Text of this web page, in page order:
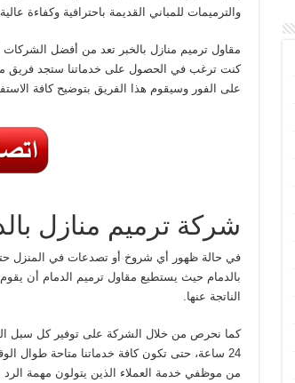
والترميمات للمباني القديمة باحترافية وكفاءة
مقاول ترميم منازل بالخبر تعد من أفضل الشركات
كنت ترغب في الحصول على خدماتنا ستجد فريق
على الفور وسيقوم هذا الفريق بتوضيح كافة
شركة ترميم منازل
في حالة ظهور أي شروخ أو تصدعات في المنزل
بالدمام حيث يستطيع مقاول ترميم الدمام أن
الناتجة عنها.
كما نحرص من خلال الشركة على توفير كل سبل
24 ساعة، حتى تكون كافة خدماتنا متاحة طوال الوقت، مثل
من موظفي خدمة العملاء الذين يتولون مهمة